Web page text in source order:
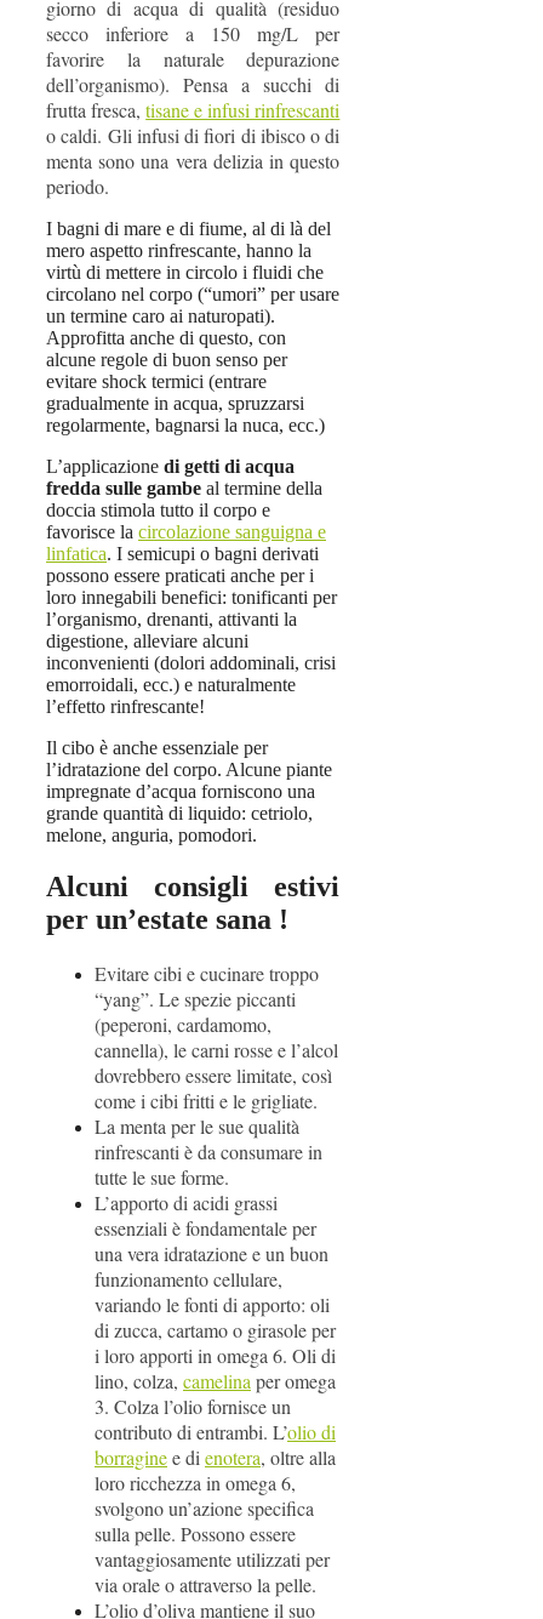
giorno di acqua di qualità (residuo
secco inferiore a 150 mg/L per
favorire la naturale depurazione
dell’organismo). Pensa a succhi di
frutta fresca,tisane e infusi rinfrescanti
o caldi. Gli infusi di fiori di ibisco o di
menta sono una vera delizia in questo
periodo.
I bagni di mare e di fiume, al di là del
mero aspetto rinfrescante, hanno la
virtù di mettere in circolo i fluidi che
circolano nel corpo (“umori” per usare
un termine caro ai naturopati).
Approfitta anche di questo, con
alcune regole di buon senso per
evitare shock termici (entrare
gradualmente in acqua, spruzzarsi
regolarmente, bagnarsi la nuca, ecc.)
L’applicazione di getti di acqua
fredda sulle gambe al termine della
doccia stimola tutto il corpo e
favorisce la circolazione sanguigna e
linfatica. I semicupi o bagni derivati ​​
possono essere praticati anche per i
loro innegabili benefici: tonificanti per
l’organismo, drenanti, attivanti la
digestione, alleviare alcuni
inconvenienti (dolori addominali, crisi
emorroidali, ecc.) e naturalmente
l’effetto rinfrescante!
Il cibo è anche essenziale per
l’idratazione del corpo. Alcune piante
impregnate d’acqua forniscono una
grande quantità di liquido: cetriolo,
melone, anguria, pomodori.
Alcuni consigli estivi
per un’estate sana !
Evitare cibi e cucinare troppo
“yang”. Le spezie piccanti
(peperoni, cardamomo,
cannella), le carni rosse e l’alcol
dovrebbero essere limitate, così
come i cibi fritti e le grigliate.
La menta per le sue qualità
rinfrescanti è da consumare in
tutte le sue forme.
L’apporto di acidi grassi
essenziali è fondamentale per
una vera idratazione e un buon
funzionamento cellulare,
variando le fonti di apporto: oli
di zucca, cartamo o girasole per
i loro apporti in omega 6. Oli di
lino, colza, camelina per omega
3. Colza l’olio fornisce un
contributo di entrambi. L’olio di
borraginee di enotera, oltre alla
loro ricchezza in omega 6,
svolgono un’azione specifica
sulla pelle. Possono essere
vantaggiosamente utilizzati per
via orale o attraverso la pelle.
L’olio d’oliva mantiene il suo